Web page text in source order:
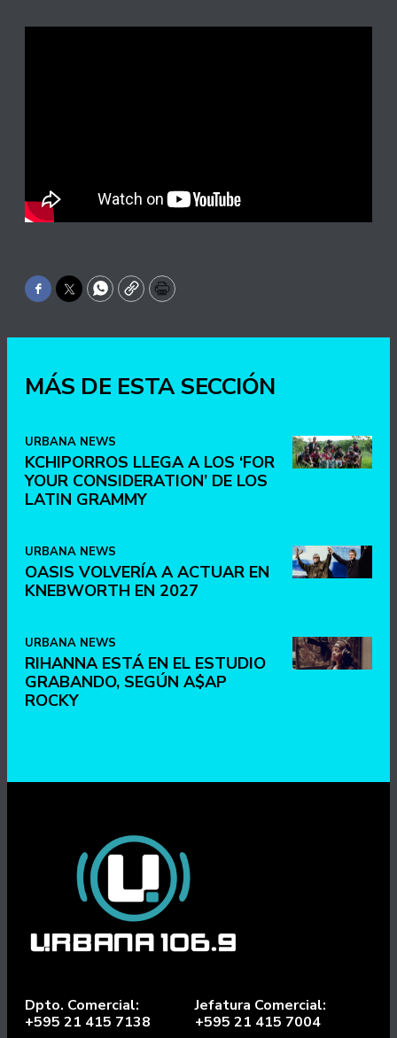
Facebook
TwitterWhatsApp
CopyPrint
MÁS DE ESTA SECCIÓN
URBANA NEWS
KCHIPORROS LLEGA A LOS ‘FOR
YOUR CONSIDERATION’ DE LOS
LATIN GRAMMY
URBANA NEWS
OASIS VOLVERÍA A ACTUAR EN
KNEBWORTH EN 2027
URBANA NEWS
RIHANNA ESTÁ EN EL ESTUDIO
GRABANDO, SEGÚN A$AP
ROCKY
Dpto. Comercial:
+595 21 415 7138
Jefatura Comercial:
+595 21 415 7004